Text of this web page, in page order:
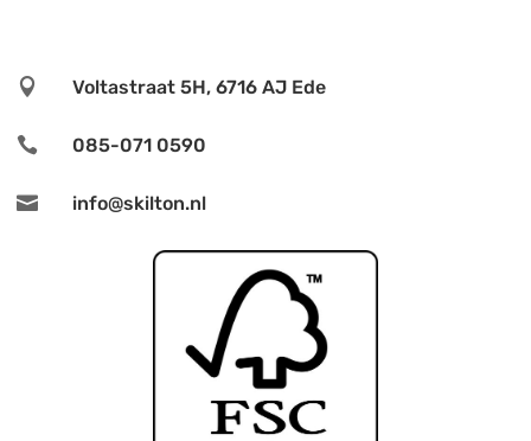
 Voltastraat 5H, 6716 AJ Ede
 085-071 0590
 info@skilton.nl